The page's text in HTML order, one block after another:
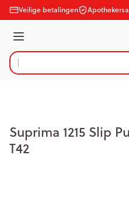
Ga naar de inhoud
Veilige betalingen
Menu
Product, merk, categorie...
Suprima 1215 Slip
T42